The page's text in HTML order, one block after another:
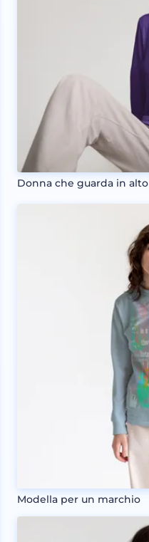
Donna che guarda in alto
Modella per un marchio